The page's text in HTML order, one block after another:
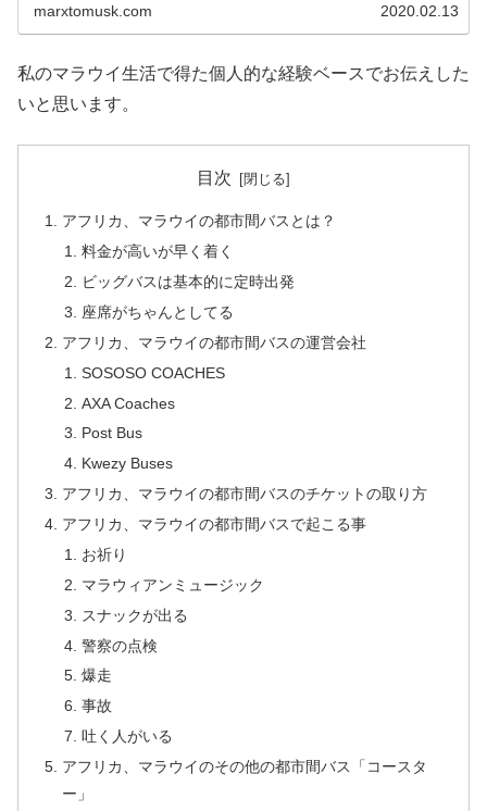
marxtomusk.com 2020.02.13
私のマラウイ生活で得た個人的な経験ベースでお伝えした
いと思います。
目次
アフリカ、マラウイの都市間バスとは？
料金が高いが早く着く
ビッグバスは基本的に定時出発
座席がちゃんとしてる
アフリカ、マラウイの都市間バスの運営会社
SOSOSO COACHES
AXA Coaches
Post Bus
Kwezy Buses
アフリカ、マラウイの都市間バスのチケットの取り方
アフリカ、マラウイの都市間バスで起こる事
お祈り
マラウィアンミュージック
スナックが出る
警察の点検
爆走
事故
吐く人がいる
アフリカ、マラウイのその他の都市間バス「コースタ
ー」